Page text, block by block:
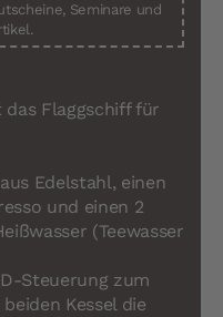
Seminare und
das Flaggschiff für
Edelstahl, einen
und einen 2
(Teewasser
Steuerung zum
Kessel die